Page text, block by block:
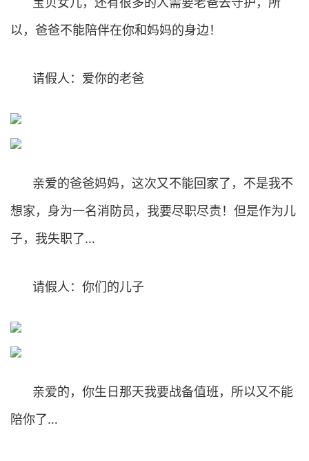
以，爸爸不能陪伴在你和妈妈的身边！
请假人：爱你的老爸
亲爱的爸爸妈妈，这次又不能回家了，不是我不
想家，身为一名消防员，我要尽职尽责！但是作为儿
子，我失职了…
请假人：你们的儿子
亲爱的，你生日那天我要战备值班，所以又不能
陪你了…